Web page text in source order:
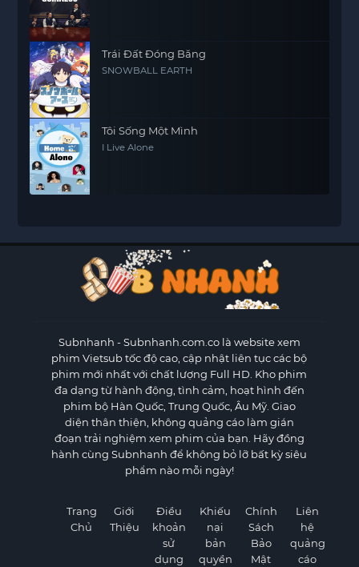
Trái Đất Đóng Băng
SNOWBALL EARTH
Tôi Sống Một Mình
I Live Alone
Subnhanh - Subnhanh.com.co là website xem
phim Vietsub tốc độ cao, cập nhật liên tục các bộ
phim mới nhất với chất lượng Full HD. Kho phim
đa dạng từ hành động, tình cảm, hoạt hình đến
phim bộ Hàn Quốc, Trung Quốc, Âu Mỹ. Giao
diện thân thiện, không quảng cáo làm gián
đoạn trải nghiệm xem phim của bạn. Hãy đồng
hành cùng Subnhanh để không bỏ lỡ bất kỳ siêu
phẩm nào mỗi ngày!
Trang
Chủ
Giới
Thiệu
Điều
khoản
sử
dụng
Khiếu
nại
bản
quyền
Chính
Sách
Bảo
Mật
Liên
hệ
quảng
cáo